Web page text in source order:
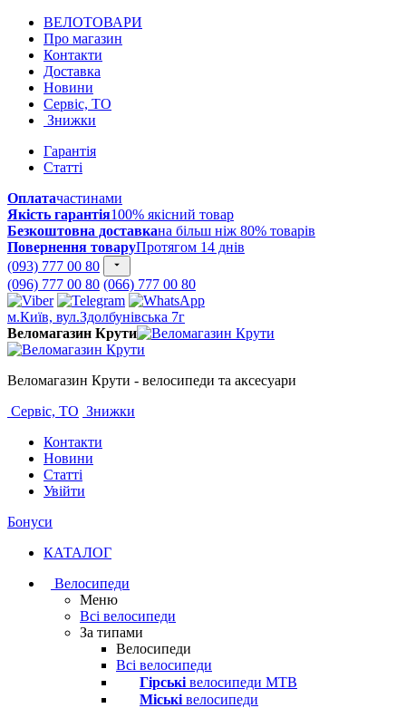
ВЕЛОТОВАРИ
Про магазин
Контакти
Доставка
Новини
Сервіс, ТО
Знижки
Гарантія
Статті
Оплатачастинами
Якість гарантія100% якісний товар
Безкоштовна доставкана більш ніж 80% товарів
Повернення товаруПротягом 14 днів
(093) 777 00 80
(096) 777 00 80 (066) 777 00 80
м.Київ, вул.Здолбунівська 7г
Веломагазин Крути
Веломагазин Крути - велосипеди та аксесуари
Сервіс, ТО Знижки
Контакти
Новини
Статті
Увійти
Бонуси
КАТАЛОГ
Велосипеди
Меню
Всі велосипеди
За типами
Велосипеди
Всі велосипеди
Гірські велосипеди MTB
Міські велосипеди